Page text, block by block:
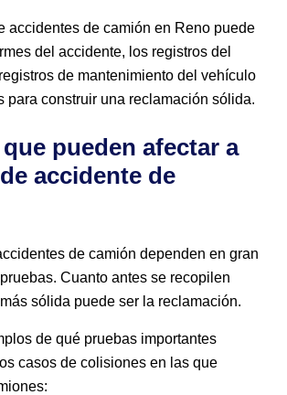
accidentes de camión en Reno puede
del accidente, los registros del
de mantenimiento del vehículo
para construir una reclamación sólida.
pueden afectar a
accidente de
de camión dependen en gran
Cuanto antes se recopilen
sólida puede ser la reclamación.
de qué pruebas importantes
casos de colisiones en las que
: